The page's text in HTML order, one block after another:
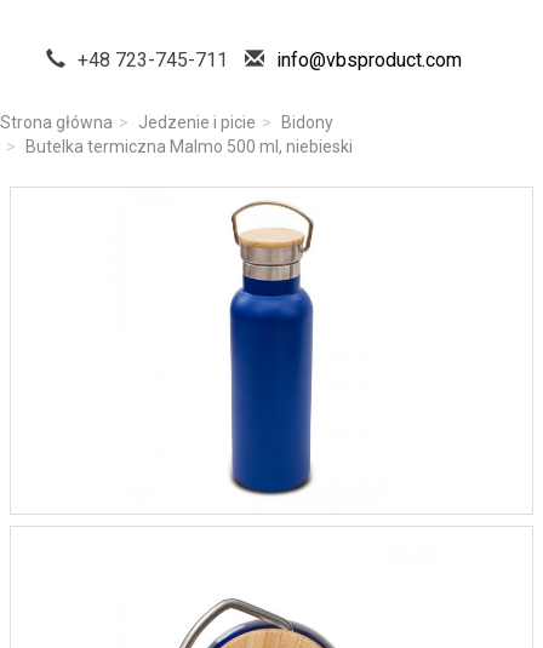
+48 723-745-711 info@vbsproduct.com
Strona główna Jedzenie i picie
Bidony
Butelka termiczna Malmo 500 ml, niebieski